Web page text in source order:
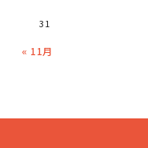
31
« 11月